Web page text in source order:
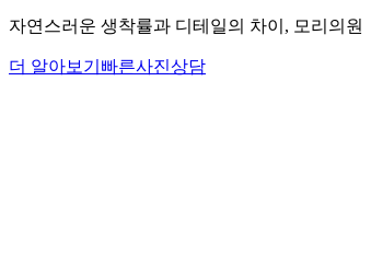
자연스러운 생착률과 디테일의 차이, 모리의원
더 알아보기 빠른사진상담